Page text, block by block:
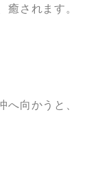
されます。
向かうと、